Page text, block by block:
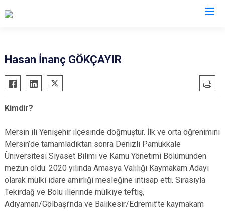
Hasan İnanç GÖKÇAYIR
Kimdir?
Mersin ili Yenişehir ilçesinde doğmuştur. İlk ve orta öğrenimini
Mersin’de tamamladıktan sonra Denizli Pamukkale
Üniversitesi Siyaset Bilimi ve Kamu Yönetimi Bölümünden
mezun oldu. 2020 yılında Amasya Valiliği Kaymakam Adayı
olarak mülki idare amirliği mesleğine intisap etti. Sırasıyla
Tekirdağ ve Bolu illerinde mülkiye teftiş,
Adıyaman/Gölbaşı’nda ve Balıkesir/Edremit’te kaymakam